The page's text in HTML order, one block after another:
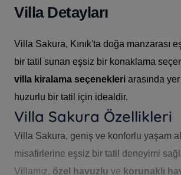
Villa Detayları
Villa Sakura, Kınık'ta doğa manzarası
bir tatil sunan eşsiz bir konaklama
villa kiralama seçenekleri arasında
huzurlu bir tatil için idealdir.
Villa Sakura Özellikleri
Villa Sakura, geniş ve konforlu yaşam
misafirlerine eşsiz bir tatil deneyimi
Villamız, özel havuzlu ve korunaklı